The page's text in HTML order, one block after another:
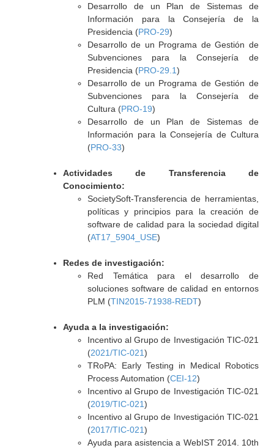
Desarrollo de un Plan de Sistemas de
Información para la Consejería de la
Presidencia (PRO-29)
Desarrollo de un Programa de Gestión de
Subvenciones para la Consejería de
Presidencia (PRO-29.1)
Desarrollo de un Programa de Gestión de
Subvenciones para la Consejería de
Cultura (PRO-19)
Desarrollo de un Plan de Sistemas de
Información para la Consejería de Cultura
(PRO-33)
Actividades de Transferencia de
Conocimiento:
SocietySoft-Transferencia de herramientas,
políticas y principios para la creación de
software de calidad para la sociedad digital
(AT17_5904_USE)
Redes de investigación:
Red Temática para el desarrollo de
soluciones software de calidad en entornos
PLM (TIN2015-71938-REDT)
Ayuda a la investigación:
Incentivo al Grupo de Investigación TIC-021
(2021/TIC-021)
TRoPA: Early Testing in Medical Robotics
Process Automation (CEI-12)
Incentivo al Grupo de Investigación TIC-021
(2019/TIC-021)
Incentivo al Grupo de Investigación TIC-021
(2017/TIC-021)
Ayuda para asistencia a WebIST 2014. 10th